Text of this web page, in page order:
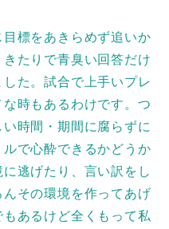
標をあきらめず追いか
たりで青臭い回答だけ
た。試合で上手いプレ
時もあるわけです。つ
時間・期間に腐らずに
で心酔できるかどうか
逃げたり、言い訳をし
その環境を作ってあげ
あるけど全くもって私